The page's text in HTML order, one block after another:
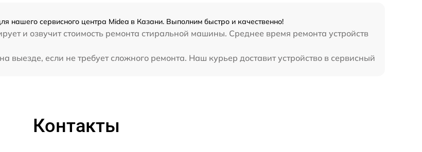
нашего сервисного центра Midea в Казани. Выполним быстро и качественно!
и озвучит стоимость ремонта стиральной машины. Среднее время ремонта устройств
если не требует сложного ремонта. Наш курьер доставит устройство в сервисный
Контакты